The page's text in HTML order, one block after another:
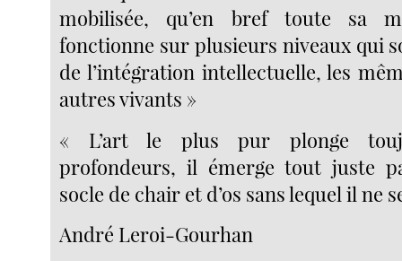
mobilisée, qu’en bref toute sa
fonctionne sur plusieurs niveaux qui
de l’intégration intellectuelle, les
autres vivants »
« L’art le plus pur plonge
profondeurs, il émerge tout juste
socle de chair et d’os sans lequel il ne
André Leroi-Gourhan